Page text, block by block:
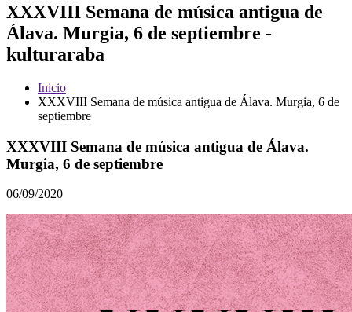
XXXVIII Semana de música antigua de
Álava. Murgia, 6 de septiembre -
kulturaraba
Inicio
XXXVIII Semana de música antigua de Álava. Murgia, 6 de
septiembre
XXXVIII Semana de música antigua de Álava.
Murgia, 6 de septiembre
06/09/2020